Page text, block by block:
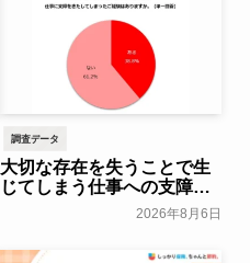
調査データ
大切な存在を失うことで生
じてしまう仕事への支障
「経験がある」38.8％～ビ
ースタイルグループ～
2026年8月6日